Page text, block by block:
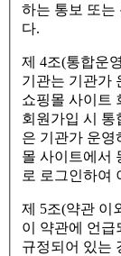
하는 통보 또는
다.
제 4조(통합운
기관는 기관가
쇼핑몰 사이트
회원가입 시 통
은 기관가 운영
몰 사이트에서
로 로그인하여
제 5조(약관 이
이 약관에 언급
규정되어 있는